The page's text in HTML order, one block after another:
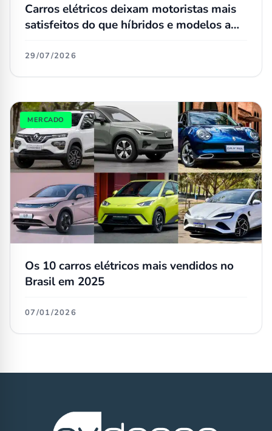
Carros elétricos deixam motoristas mais
satisfeitos do que híbridos e modelos a
29/07/2026
MERCADO
Os 10 carros elétricos mais vendidos no
Brasil em 2025
07/01/2026